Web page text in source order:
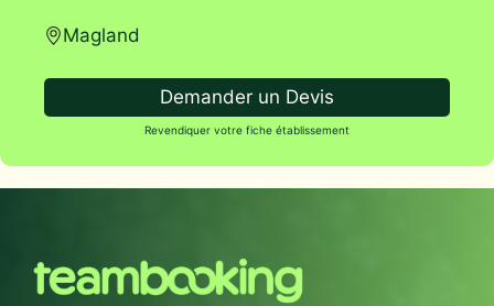
Magland
Demander un Devis
Revendiquer votre fiche établissement